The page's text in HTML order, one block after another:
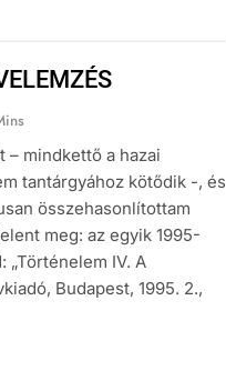
– mindkettő a hazai
tantárgyához kötődik -, és
összehasonlítottam
meg: az egyik 1995-
„Történelem IV. A
Budapest, 1995. 2.,